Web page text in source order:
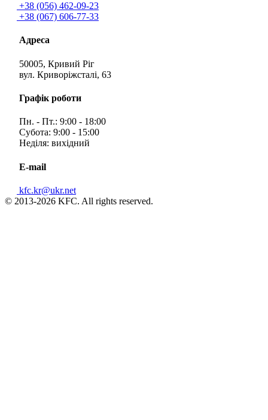
+38 (056) 462-09-23
+38 (067) 606-77-33
Адреса
50005, Кривий Ріг
вул. Криворіжсталі, 63
Графік роботи
Пн. - Пт.: 9:00 - 18:00
Субота: 9:00 - 15:00
Неділя: вихідний
E-mail
kfc.kr@ukr.net
© 2013-2026 KFC. All rights reserved.